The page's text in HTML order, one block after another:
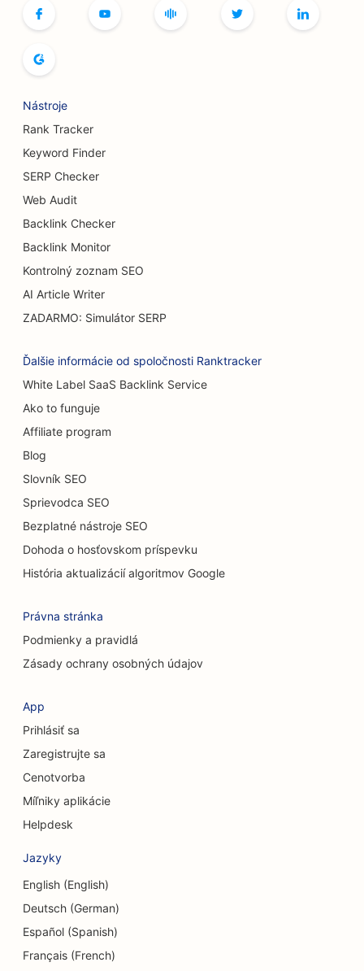
SEO pre butiky
SEO pre pivovary
SEO pre služby zväčšenia prsníkov
SEO pre bufetové reštaurácie
SEO pre cukrárne
SEO pre predajcov áut
SEO pre popáleninových chirurgov
SEO pre predajne kobercov a podláh
SEO pre reštaurácie s príležitostným stravovaním
SEO pre služby chemického peelingu
SEO pre mačacie kaviarne
SEO pre upratovacie služby
SEO pre poradenské firmy
SEO pre kozmetických chirurgov
SEO pre zmenárenské služby
SEO pre úverové družstvá
SEO pre obchody s koláčikmi
SEO pre tanečné štúdiá
SEO pre služby dlhového poradenstva
SEO pre zubné kliniky
Nástroje
Rank Tracker
Keyword Finder
SERP Checker
Web Audit
Backlink Checker
Backlink Monitor
Kontrolný zoznam SEO
AI Article Writer
ZADARMO: Simulátor SERP
Ďalšie informácie od spoločnosti Ranktracker
White Label SaaS Backlink Service
Ako to funguje
Affiliate program
Blog
Slovník SEO
Sprievodca SEO
Bezplatné nástroje SEO
Dohoda o hosťovskom príspevku
História aktualizácií algoritmov Google
Právna stránka
Podmienky a pravidlá
Zásady ochrany osobných údajov
App
Prihlásiť sa
Zaregistrujte sa
Cenotvorba
Míľniky aplikácie
Helpdesk
Jazyky
English (English)
Deutsch (German)
Español (Spanish)
Français (French)